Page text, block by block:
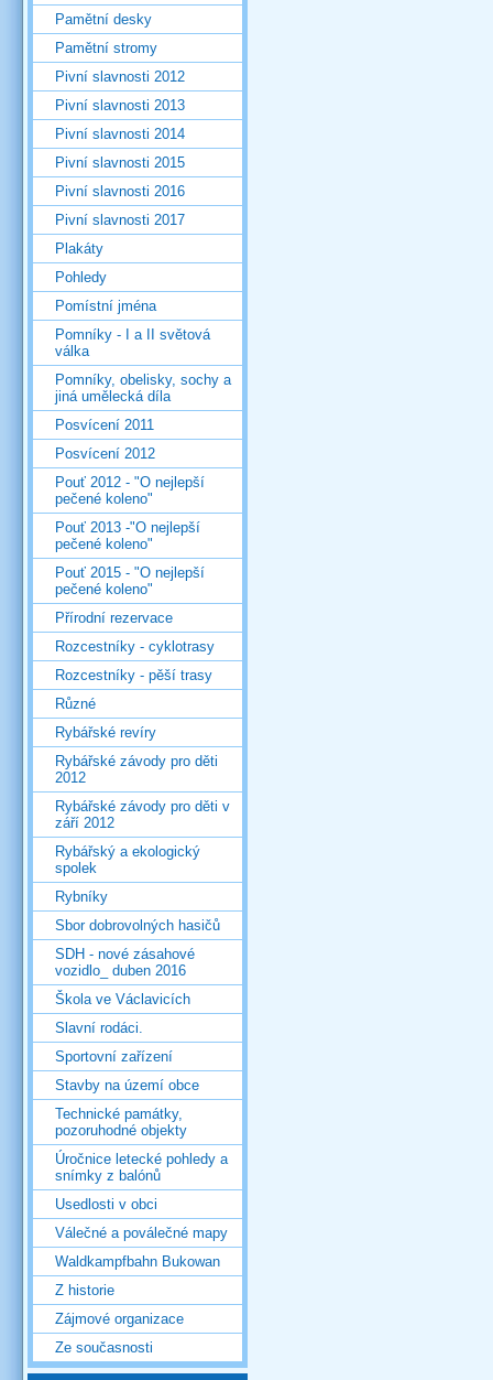
Pamětní desky
Pamětní stromy
Pivní slavnosti 2012
Pivní slavnosti 2013
Pivní slavnosti 2014
Pivní slavnosti 2015
Pivní slavnosti 2016
Pivní slavnosti 2017
Plakáty
Pohledy
Pomístní jména
Pomníky - I a II světová
válka
Pomníky, obelisky, sochy a
jiná umělecká díla
Posvícení 2011
Posvícení 2012
Pouť 2012 - "O nejlepší
pečené koleno"
Pouť 2013 -"O nejlepší
pečené koleno"
Pouť 2015 - "O nejlepší
pečené koleno"
Přírodní rezervace
Rozcestníky - cyklotrasy
Rozcestníky - pěší trasy
Různé
Rybářské revíry
Rybářské závody pro děti
2012
Rybářské závody pro děti v
září 2012
Rybářský a ekologický
spolek
Rybníky
Sbor dobrovolných hasičů
SDH - nové zásahové
vozidlo_ duben 2016
Škola ve Václavicích
Slavní rodáci.
Sportovní zařízení
Stavby na území obce
Technické památky,
pozoruhodné objekty
Úročnice letecké pohledy a
snímky z balónů
Usedlosti v obci
Válečné a poválečné mapy
Waldkampfbahn Bukowan
Z historie
Zájmové organizace
Ze současnosti